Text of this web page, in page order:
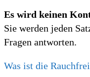
Es wird keinen
Sie werden jeden
Fragen antworten.
Was ist die